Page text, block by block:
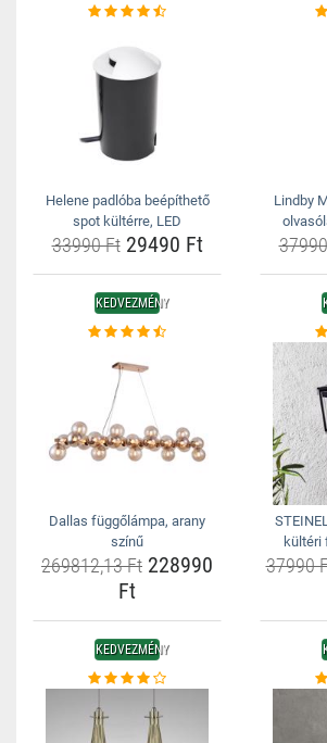
Helene padlóba beépíthető
spot kültérre, LED
33990 Ft29490 Ft
Lindby
KEDVEZMÉNY
Dallas függőlámpa, arany
színű
269812,13 Ft 228990
Ft
kültéri
37990
KEDVEZMÉNY